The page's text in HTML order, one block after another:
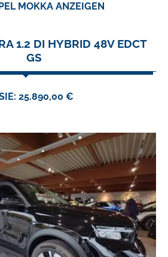
MOKKA ANZEIGEN
1.2 DI HYBRID 48V EDCT
GS
25.890,00 €